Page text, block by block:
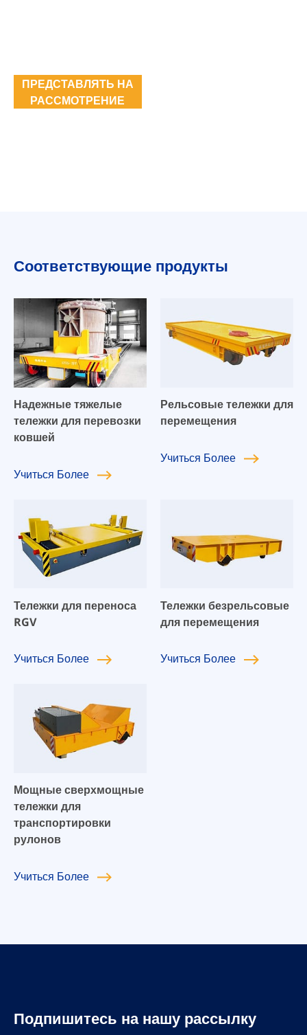
ПРЕДСТАВЛЯТЬ НА
РАССМОТРЕНИЕ
Соответствующие продукты
Надежные тяжелые
тележки для перевозки
ковшей
Учиться Более
Рельсовые тележки для
перемещения
Учиться Более
Тележки для переноса
RGV
Учиться Более
Тележки безрельсовые
для перемещения
Учиться Более
Мощные сверхмощные
тележки для
транспортировки
рулонов
Учиться Более
Подпишитесь на нашу рассылку